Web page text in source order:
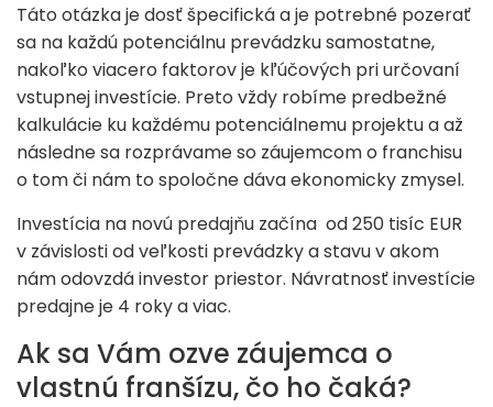
Táto otázka je dosť špecifická a je potrebné pozerať
sa na každú potenciálnu prevádzku samostatne,
nakoľko viacero faktorov je kľúčových pri určovaní
vstupnej investície. Preto vždy robíme predbežné
kalkulácie ku každému potenciálnemu projektu a až
následne sa rozprávame so záujemcom o franchisu
o tom či nám to spoločne dáva ekonomicky zmysel.
Investícia na novú predajňu začína od 250 tisíc EUR
v závislosti od veľkosti prevádzky a stavu v akom
nám odovzdá investor priestor. Návratnosť investície
predajne je 4 roky a viac.
Ak sa Vám ozve záujemca o
vlastnú franšízu, čo ho čaká?